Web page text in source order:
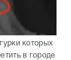
которых
в городе